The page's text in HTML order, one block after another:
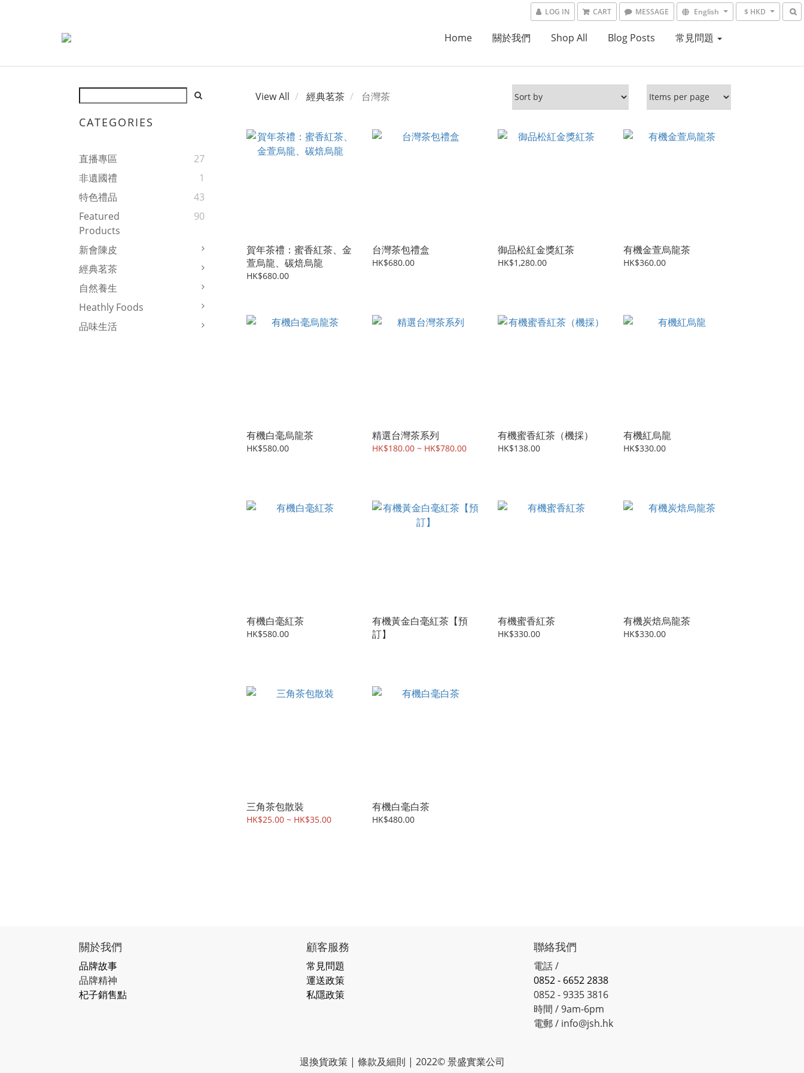
LOG IN CART MESSAGE English $ HKD
Home 關於我們 Shop All Blog Posts 常見問題
CATEGORIES
直播專區
27
非遺國禮
1
特色禮品
43
Featured
Products
90
新會陳皮
經典茗茶
自然養生
Heathly Foods
品味生活
View All 經典茗茶 台灣茶
賀年茶禮：蜜香紅茶、金
萱烏龍、碳焙烏龍
HK$680.00
台灣茶包禮盒
HK$680.00
御品松紅金獎紅茶
HK$1,280.00
有機金萱烏龍茶
HK$360.00
有機白毫烏龍茶
HK$580.00
精選台灣茶系列
HK$180.00 ~ HK$780.00
有機蜜香紅茶（機採）
HK$138.00
有機紅烏龍
HK$330.00
有機白毫紅茶
HK$580.00
有機黃金白毫紅茶【預
訂】
有機蜜香紅茶
HK$330.00
有機炭焙烏龍茶
HK$330.00
三角茶包散裝
HK$25.00 ~ HK$35.00
有機白毫白茶
HK$480.00
關於我們
品牌故事
品牌精神
杞子銷售點
顧客服務
常見問題
運送政策
私隱政策
聯絡我們
電話 /
0852 - 6652 2838
0852 - 9335 3816
時間 / 9am-6pm
電郵 / info@jsh.hk
退換貨政策 | 條款及細則 | 2022© 景盛實業公司